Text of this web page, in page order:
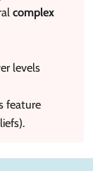
complex
levels
feature